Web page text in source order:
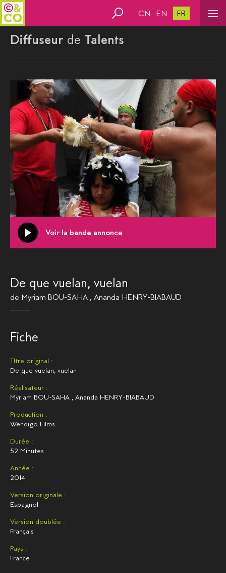
CN EN FR
Diffuseur de Talents
Voir la bande annonce
De que vuelan, vuelan
de Myriam BOU-SAHA , Ananda HENRY-BIABAUD
Fiche
TItre original :
De que vuelan, vuelan
Réalisateur :
Myriam BOU-SAHA
Ananda HENRY-BIABAUD
Production :
Wendigo Films
Durée :
52 Minutes
Année :
2014
Version originale :
Espagnol
Version doublée :
Français
Pays :
France